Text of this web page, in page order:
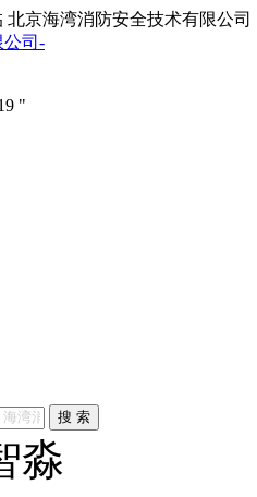
北京海湾消防安全技术有限公司
搜 索